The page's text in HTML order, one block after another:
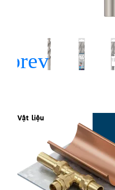
Vật liệu